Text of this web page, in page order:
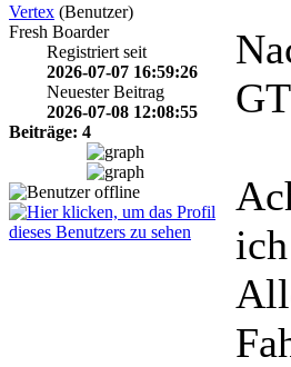
Vertex (Benutzer)
Fresh Boarder
Registriert seit
2026-07-07 16:59:26
Neuester Beitrag
2026-07-08 12:08:55
Beiträge: 4